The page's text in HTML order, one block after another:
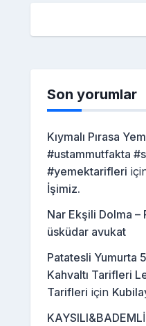
Son yorumlar
Kıymalı Pırasa
#ustammutfakta
#yemektarifleri
İşimiz.
Nar Ekşili Dolma
üsküdar avukat
Patatesli Yumurta
Kahvaltı Tarifleri
Tarifleri için